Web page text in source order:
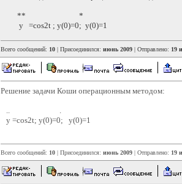
** *
у =cos2t ; y(0)=0; y(0)=1
Всего сообщений: 10 | Присоединился: июнь 2009 | Отправлено: 19
Решение задачи Коши операционным методом:
.. .
y =cos2t; y(0)=0; y(0)=1
Всего сообщений: 10 | Присоединился: июнь 2009 | Отправлено: 19